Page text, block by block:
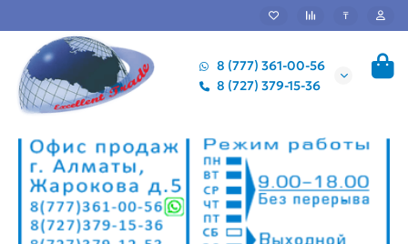
₸
8 (777) 361-00-56
8 (727) 379-15-36